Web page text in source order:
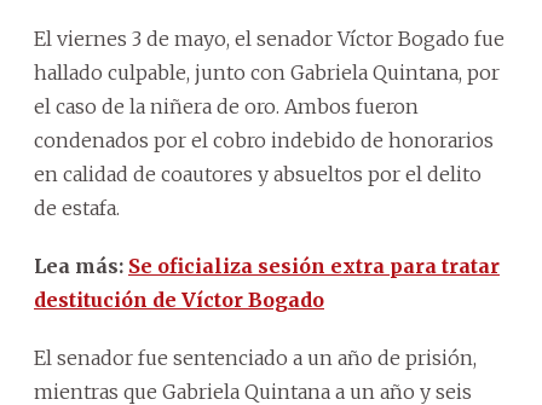
El viernes 3 de mayo, el senador Víctor Bogado fue
hallado culpable, junto con Gabriela Quintana, por
el caso de la niñera de oro. Ambos fueron
condenados por el cobro indebido de honorarios
en calidad de coautores y absueltos por el delito
de estafa.
Lea más: Se oficializa sesión extra para tratar
destitución de Víctor Bogado
El senador fue sentenciado a un año de prisión,
mientras que Gabriela Quintana a un año y seis